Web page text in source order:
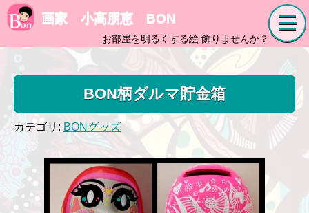
画家 小高朋恵 BON
お部屋を明るくする絵 飾りませんか？
BON柄ダルマ貯金箱
カテゴリ: BONグッズ